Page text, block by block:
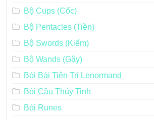
Bộ Cups (Cốc)
Bộ Pentacles (Tiền)
Bộ Swords (Kiếm)
Bộ Wands (Gậy)
Bói Bài Tiên Tri Lenormand
Bói Cầu Thủy Tinh
Bói Runes